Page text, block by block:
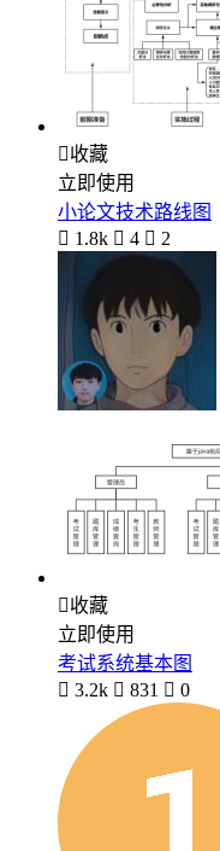
收藏
立即使用
小论文技术路线图
 1.8k  4  2
收藏
立即使用
考试系统基本图
 3.2k  831  0